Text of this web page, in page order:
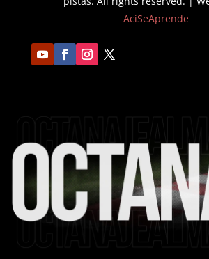
AciSeAprende